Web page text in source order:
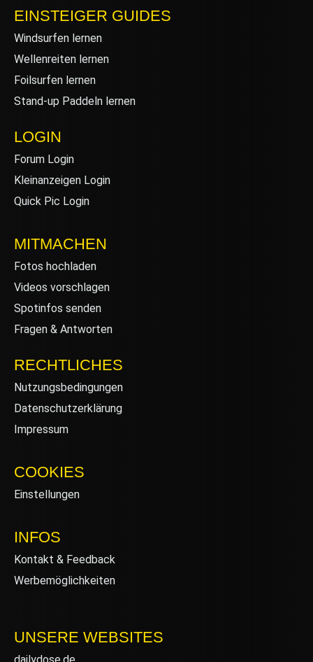
EINSTEIGER GUIDES
Windsurfen lernen
Wellenreiten lernen
Foilsurfen lernen
Stand-up Paddeln lernen
LOGIN
Forum Login
Kleinanzeigen Login
Quick Pic Login
MITMACHEN
Fotos hochladen
Videos vorschlagen
Spotinfos senden
Fragen & Antworten
RECHTLICHES
Nutzungsbedingungen
Datenschutzerklärung
Impressum
COOKIES
Einstellungen
INFOS
Kontakt & Feedback
Werbemöglichkeiten
UNSERE WEBSITES